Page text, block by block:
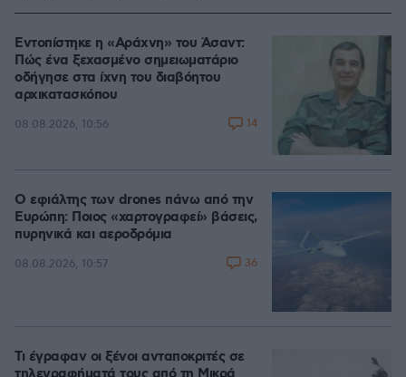
Εντοπίστηκε η «Αράχνη» του Άσαντ:
Πώς ένα ξεχασμένο σημειωματάριο
οδήγησε στα ίχνη του διαβόητου
αρχικατασκόπου
08.08.2026, 10:56 14
Ο εφιάλτης των drones πάνω από την
Ευρώπη: Ποιος «χαρτογραφεί» βάσεις,
πυρηνικά και αεροδρόμια
08.08.2026, 10:57 36
Τι έγραφαν οι ξένοι ανταποκριτές σε